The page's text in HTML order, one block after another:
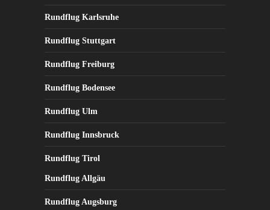
Rundflug Karlsruhe
Rundflug Stuttgart
Rundflug Freiburg
Rundflug Bodensee
Rundflug Ulm
Rundflug Innsbruck
Rundflug Tirol
Rundflug Allgäu
Rundflug Augsburg